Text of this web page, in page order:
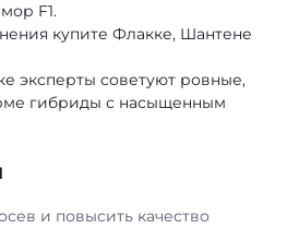
F1.
купите Флакке, Шантене
эксперты советуют ровные,
гибриды с насыщенным
и повысить качество